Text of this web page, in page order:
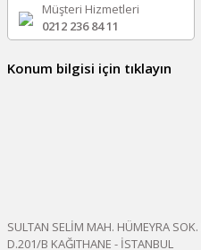
Müşteri Hizmetleri
0212 236 84 11
Konum bilgisi için tıklayın
SULTAN SELİM MAH. HÜMEYRA
D.201/B KAĞITHANE - İSTANBUL